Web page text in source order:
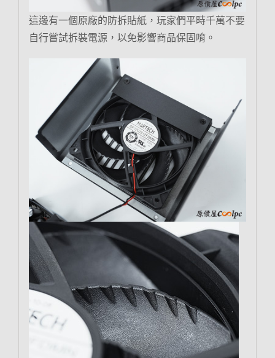
這邊有一個原廠的防拆貼紙，玩家們平時千萬不要
自行嘗試拆裝電源，以免影響商品保固唷。